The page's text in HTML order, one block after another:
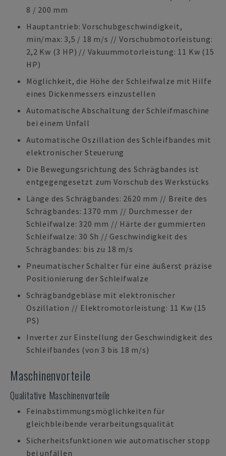
8 / 200 mm
Hauptantrieb: Vorschubgeschwindigkeit,
min/max: 3,5 / 18 m/s // Vorschubmotorleistung:
2,2 Kw (3 HP) // Vakuummotorleistung: 11 Kw (15
HP)
Möglichkeit, die Höhe der Schleifwalze mit Hilfe
eines Dickenmessers einzustellen
Automatische Abschaltung der Schleifmaschine
bei einem Unfall
Automatische Oszillation des Schleifbandes mit
elektronischer Steuerung
Die Bewegungsrichtung des Schrägbandes ist
entgegengesetzt zum Vorschub des Werkstücks
Länge des Schrägbandes: 2620 mm // Breite des
Schrägbandes: 1370 mm // Durchmesser der
Schleifwalze: 320 mm // Härte der gummierten
Schleifwalze: 30 Sh // Geschwindigkeit des
Schrägbandes: bis zu 18 m/s
Pneumatischer Schalter für eine äußerst präzise
Positionierung der Schleifwalze
Schrägbandgebläse mit elektronischer
Oszillation // Elektromotorleistung: 11 Kw (15
PS)
Inverter zur Einstellung der Geschwindigkeit des
Schleifbandes (von 3 bis 18 m/s)
Maschinenvorteile
Qualitative Maschinenvorteile
Feinabstimmungsmöglichkeiten für
gleichbleibende verarbeitungsqualität
Sicherheitsfunktionen wie automatischer stopp
bei unfällen